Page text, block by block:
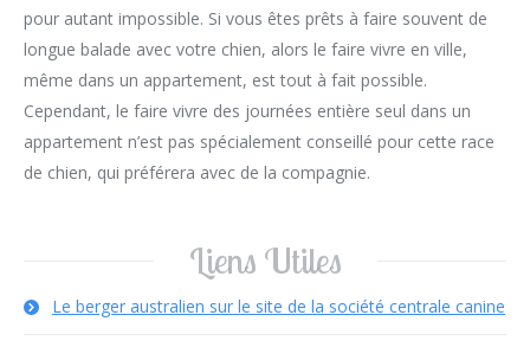
pour autant impossible. Si vous êtes prêts à faire souvent de
longue balade avec votre chien, alors le faire vivre en ville,
même dans un appartement, est tout à fait possible.
Cependant, le faire vivre des journées entière seul dans un
appartement n’est pas spécialement conseillé pour cette race
de chien, qui préférera avec de la compagnie.
Liens Utiles
Le berger australien sur le site de la société centrale canine